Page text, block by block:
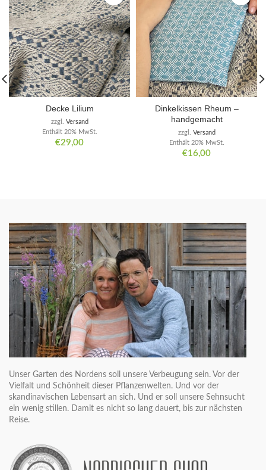
Decke Lilium
€29,00
Enthält 20% MwSt.
zzgl. Versand
Dinkelkissen Rheum –
handgemacht
€16,00
Enthält 20% MwSt.
zzgl. Versand
Unser Garten des Nordens soll unsere Verbeugung sein. Vor der
Vielfalt und Schönheit dieser Pflanzenwelten. Und vor der
skandinavischen Lebensart an sich. Und er soll unsere Sehnsucht
ein wenig stillen. Damit es nicht so lang dauert, bis zur nächsten
Reise.